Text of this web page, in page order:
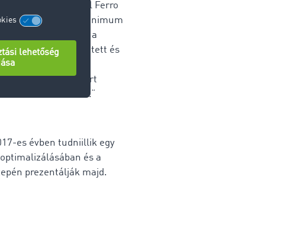
vállalkozás, a Dal Ferro
üzletkötésnél minimum
teljesek, vagy a
nekünk időt jelentett és
nem kellett
miért
kell a korral.“
es évben tudniillik egy
és a
prezentálják majd.